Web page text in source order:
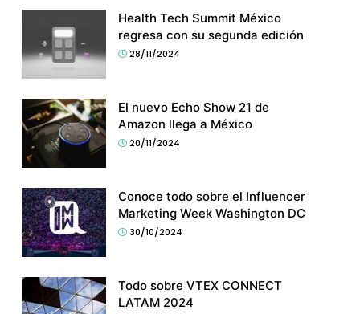
Health Tech Summit México
regresa con su segunda edición
28/11/2024
El nuevo Echo Show 21 de
Amazon llega a México
20/11/2024
Conoce todo sobre el Influencer
Marketing Week Washington DC
30/10/2024
Todo sobre VTEX CONNECT
LATAM 2024